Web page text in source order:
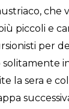
che
piccoli e
per
la sera e